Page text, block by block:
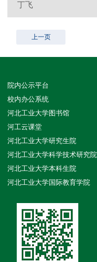
丁飞
上一页
院内公示平台
校内办公系统
河北工业大学图书馆
河工云课堂
河北工业大学研究生院
河北工业大学科学技术研究院
河北工业大学本科生院
河北工业大学国际教育学院